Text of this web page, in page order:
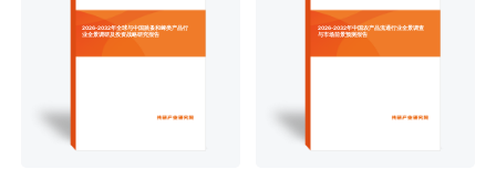
2026-2032年全球与中国跳蚤和蜱类产品行
业全景调研及投资战略研究报告
2026-2032年中国农产品流通行业全景调查
与市场前景预测报告